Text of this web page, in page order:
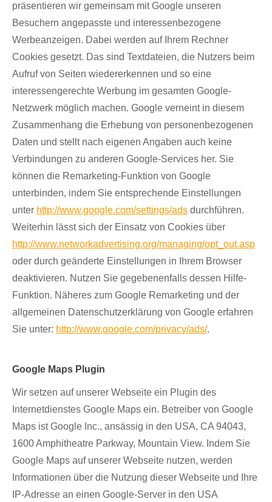
präsentieren wir gemeinsam mit Google unseren
Besuchern angepasste und interessenbezogene
Werbeanzeigen. Dabei werden auf Ihrem Rechner
Cookies gesetzt. Das sind Textdateien, die Nutzers beim
Aufruf von Seiten wiedererkennen und so eine
interessengerechte Werbung im gesamten Google-
Netzwerk möglich machen. Google verneint in diesem
Zusammenhang die Erhebung von personenbezogenen
Daten und stellt nach eigenen Angaben auch keine
Verbindungen zu anderen Google-Services her. Sie
können die Remarketing-Funktion von Google
unterbinden, indem Sie entsprechende Einstellungen
unter http://www.google.com/settings/ads durchführen.
Weiterhin lässt sich der Einsatz von Cookies über
http://www.networkadvertising.org/managing/opt_out.asp
oder durch geänderte Einstellungen in Ihrem Browser
deaktivieren. Nutzen Sie gegebenenfalls dessen Hilfe-
Funktion. Näheres zum Google Remarketing und der
allgemeinen Datenschutzerklärung von Google erfahren
Sie unter: http://www.google.com/privacy/ads/.
Google Maps Plugin
Wir setzen auf unserer Webseite ein Plugin des
Internetdienstes Google Maps ein. Betreiber von Google
Maps ist Google Inc., ansässig in den USA, CA 94043,
1600 Amphitheatre Parkway, Mountain View. Indem Sie
Google Maps auf unserer Webseite nutzen, werden
Informationen über die Nutzung dieser Webseite und Ihre
IP-Adresse an einen Google-Server in den USA